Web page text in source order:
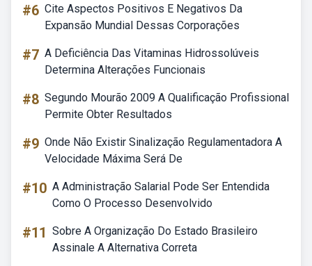
#6 Cite Aspectos Positivos E Negativos Da
Expansão Mundial Dessas Corporações
#7 A Deficiência Das Vitaminas Hidrossolúveis
Determina Alterações Funcionais
#8 Segundo Mourão 2009 A Qualificação Profissional
Permite Obter Resultados
#9 Onde Não Existir Sinalização Regulamentadora A
Velocidade Máxima Será De
#10 A Administração Salarial Pode Ser Entendida
Como O Processo Desenvolvido
#11 Sobre A Organização Do Estado Brasileiro
Assinale A Alternativa Correta